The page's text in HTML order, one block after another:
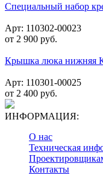
Специальный набор
Арт: 110302-00023
от 2 900 руб.
Крышка люка нижняя
Арт: 110301-00025
от 2 400 руб.
ИНФОРМАЦИЯ:
О нас
Техническая
Контакты